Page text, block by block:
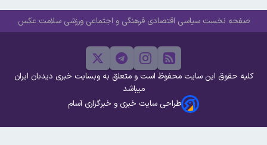
صفحه نخست سیاسی اقتصادی فرهنگی و اجتماعی ورزشی سلامت عکس
کلیه حقوق این سایت محفوظ است و متعلق به وبسایت خبری دیدبان ایران
میباشد
طراحی سایت خبری و خبرگزاری آسام